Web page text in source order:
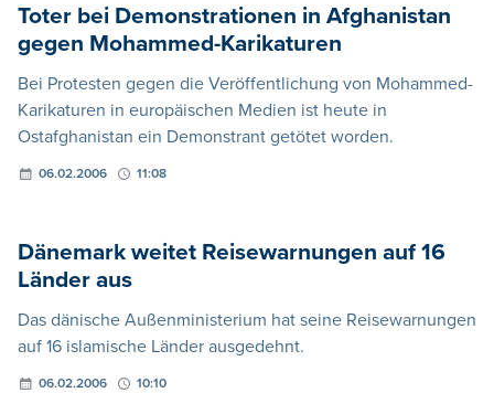
Toter bei Demonstrationen in Afghanistan
gegen Mohammed-Karikaturen
Bei Protesten gegen die Veröffentlichung von Mohammed-
Karikaturen in europäischen Medien ist heute in
Ostafghanistan ein Demonstrant getötet worden.
06.02.2006 11:08
Dänemark weitet Reisewarnungen auf 16
Länder aus
Das dänische Außenministerium hat seine Reisewarnungen
auf 16 islamische Länder ausgedehnt.
06.02.2006 10:10